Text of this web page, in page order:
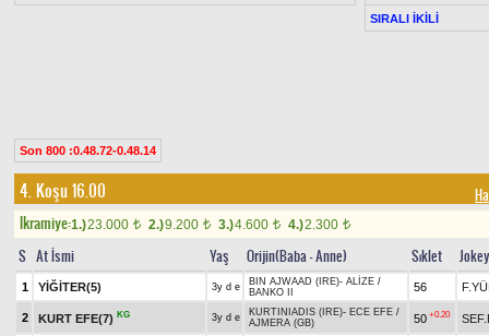
SIRALI İKİLİ
Son 800 :0.48.72-0.48.14
4. Koşu 16.00
Ikramiye:1.)23.000 t 2.)9.200 t 3.)4.600 t 4.)2.300 t
S At İsmi Yaş Orijin(Baba - Anne) Sıklet Jokey
1 YİĞİTER(5) 3y d e BIN AJWAAD (IRE)- ALİZE /
BANKO II
56
2 KURT EFE(7) KG 3y d e KURTINIADIS (IRE)- ECE EFE /
AJMERA (GB)
50 +0.20